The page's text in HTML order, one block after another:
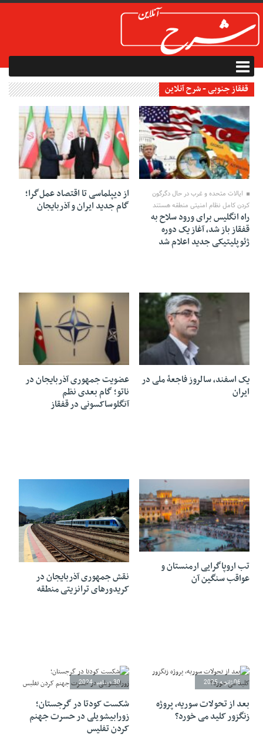
قفقاز جنوبی - شرح آنلاین
19 اکتبر 2025
ایالات متحده و غرب در حال دگرگون
کردن کامل نظام امنیتی منطقه هستند
راه انگلیس برای ورود سلاح به
قفقاز باز شد، آغاز یک دوره
ژئوپلیتیکی جدید اعلام شد
29 آوریل 2025
از دیپلماسی تا اقتصاد عمل‌گرا؛
گام جدید ایران و آذربایجان
یک اسفند، سالروز فاجعۀ ملی در
ایران
14 فوریه 2025
عضویت جمهوری آذربایجان در
ناتو؛ گام بعدی نظم
آنگلوساکسونی در قفقاز
12 ژانویه 2025
تب اروپاگرایی ارمنستان و
عواقب سنگین آن
12 ژانویه 2025
نقش جمهوری آذربایجان در
کریدورهای ترانزیتی منطقه
06 ژانویه 2025
بعد از تحولات سوریه، پروژه
زنگزور کلید می خورد؟
30 دسامبر 2024
شکست کودتا در گرجستان؛
زورابیشویلی در حسرت جهنم
کردن تفلیس